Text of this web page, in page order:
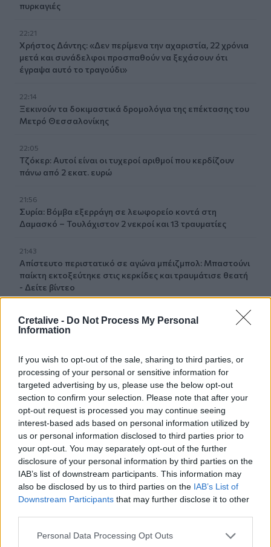
Cretalive - Do Not Process My Personal
Information
If you wish to opt-out of the sale, sharing to third parties, or
processing of your personal or sensitive information for
targeted advertising by us, please use the below opt-out
section to confirm your selection. Please note that after your
opt-out request is processed you may continue seeing
interest-based ads based on personal information utilized by
us or personal information disclosed to third parties prior to
your opt-out. You may separately opt-out of the further
disclosure of your personal information by third parties on the
IAB’s list of downstream participants. This information may
also be disclosed by us to third parties on the IAB’s List of
Downstream Participants that may further disclose it to other
Personal Data Processing Opt Outs
πυρκαγιές
22:21
Χρήστος Δάντης: «Δεν περίμενα την αχαριστία, 22 χρόνια
μετά και συνάδελφοι προσπαθούν να ξεχάσουν ότι
έγραψα αυτό το τραγούδι»
22:14
Ξεκινούν τα δοκιμαστικά δρομολόγια της επέκτασης του
Μετρό Θεσσαλονίκης
22:05
Τζόκερ: Αυτοί είναι οι τυχεροί αριθμοί που κερδίζουν
πάνω από 2 εκατ. ευρώ
21:56
Συρία: Βόμβα εξερράγη σε λεωφορείο κοντά στη
Δαμασκό – Τουλάχιστον 2 νεκροί και 13 τραυματίες
21:43
Απίστευτο περιστατικό σε αγώνα μπέιζμπολ: Μπαστούνι
παίκτη εκτοξεύτηκε στις κερκίδες και τραυμάτισε θεατή
- Δείτε βίντεο
Γκουτέρες: Άμεσος τερματισμός των επιθέσεων κατά
21:26
Αδιάκοπες οι ροές μεταναστών στην Κρήτη: Νέα
«καραβιά» στον Τσούτσουρα
21:15
Μουσική λαϊκή βραδιά στο Πάρκο Κνωσού την
Παρασκευή 7 Αυγούστου
ΟΦΗ: Μεγάλο προβάδισμα πρόκρισης για την ΤΣΣΚΑ
Σόφιας
21:07
Καιρός: Βοριάδες και ζέστη την Παρασκευή (07/08) στην